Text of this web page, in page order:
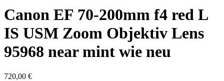
Canon EF 70-200mm f4 red L
IS USM Zoom Objektiv Lens
95968 near mint wie neu
720,00 €